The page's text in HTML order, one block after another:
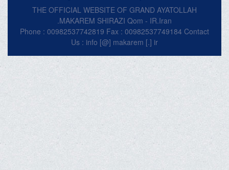
THE OFFICIAL WEBSITE OF GRAND AYATOLLAH
MAKAREM SHIRAZI Qom - IR.Iran.
Phone : 00982537742819 Fax : 00982537749184 Contact
Us : info [@] makarem [.] ir